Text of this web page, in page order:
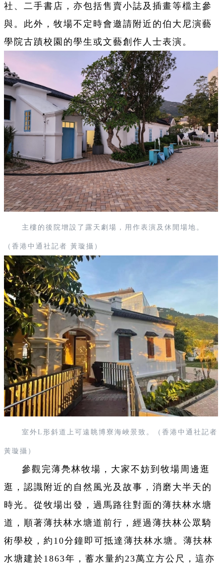
社、二手書店，亦包括售賣小誌及插畫等檔主參
與。此外，牧場不定時會邀請附近的伯大尼演藝
學院古蹟校園的學生或文藝創作人士表演。
主樓的後院增設了露天劇場，用作表演及休閒場地 。
（香港中通社記者 黃璇攝）
室外L形斜道上可遠眺博寮海峽景致。（香港中通社記者
黃璇攝）
參觀完薄鳧林牧場，大家不妨到牧場周邊逛
逛，認識附近的自然風光及故事，消磨大半天的
時光。從牧場出發，過馬路往對面的薄扶林水塘
道，順著薄扶林水塘道前行，經過薄扶林公眾騎
術學校，約10分鐘即可抵達薄扶林水塘。薄扶林
水塘建於1863年，蓄水量約23萬立方公尺，這亦